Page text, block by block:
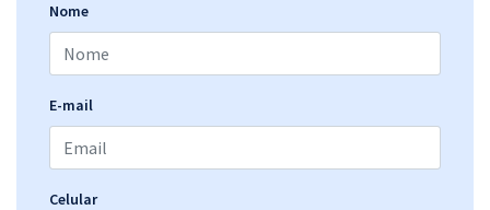
Nome
E-mail
Celular